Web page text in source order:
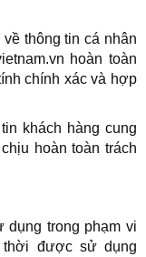
thông tin cá nhân
hoàn toàn
chính xác và hợp
khách hàng cung
hoàn toàn trách
dụng trong phạm vi
thời được sử dụng